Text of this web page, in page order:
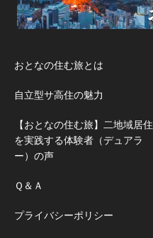
おとなの住む旅とは
自立型サ高住の魅力
【おとなの住む旅】二地域居住
を実践する体験者（デュアラ
ー）の声
Ｑ＆Ａ
プライバシーポリシー